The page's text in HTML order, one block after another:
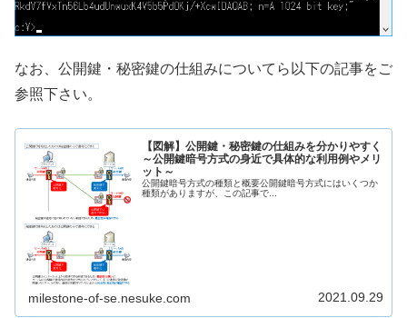
なお、公開鍵・秘密鍵の仕組みについてら以下の記事をご
参照下さい。
【図解】公開鍵・秘密鍵の仕組みを分かりやすく
～公開鍵暗号方式の身近で具体的な利用例やメリ
ット～
公開鍵暗号方式の種類と概要公開鍵暗号方式にはいくつか
種類がありますが、この記事で...
milestone-of-se.nesuke.com 2021.09.29